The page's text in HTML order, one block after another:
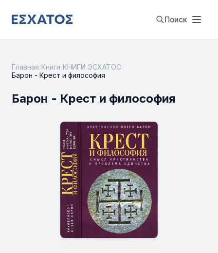
Поиск
Главная Книги КНИГИ ЭСХАТОС
Барон - Крест и философия
Барон - Крест и философия